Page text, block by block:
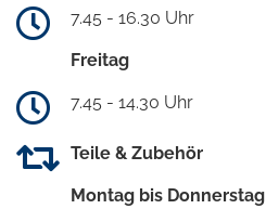
7.45 - 16.30 Uhr
Freitag
7.45 - 14.30 Uhr
Teile & Zubehör
Montag bis Donnerstag